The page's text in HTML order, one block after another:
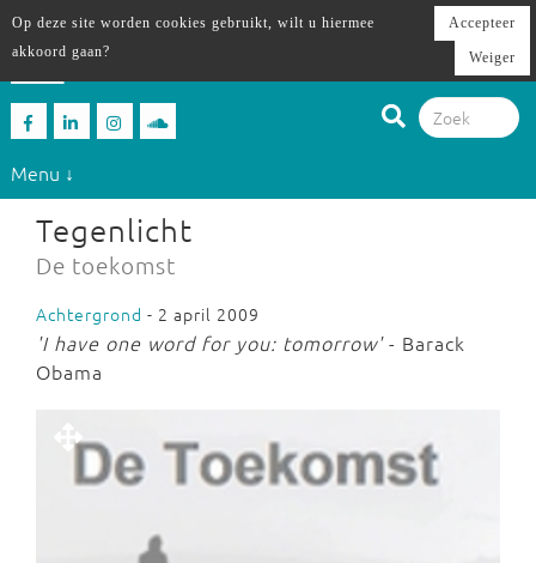
Menu ↓
Tegenlicht
De toekomst
Achtergrond - 2 april 2009
'I have one word for you: tomorrow'- Barack
Obama
Op deze site worden cookies gebruikt, wilt u hiermee
akkoord gaan?
Accepteer
Weiger